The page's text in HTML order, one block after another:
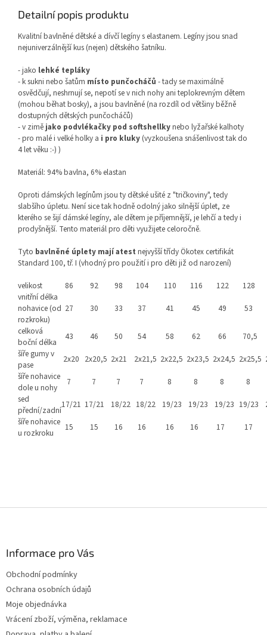
Detailní popis produktu
Kvalitní bavlněné dětské a dívčí legíny s elastanem. Legíny jsou snad
nejuniverzálnější kus (nejen) dětského šatníku.
- jako lehké tepláky
- k sukni nebo šatům místo punčocháčů - tady se maximálně
osvědčují, neshrnují se, nepotí se v nich nohy ani teplokrevným dětem
(mohou běhat bosky), a jsou bavlněné (na rozdíl od většiny běžně
dostupných dětských punčocháčů)
- v zimě jako podvlékačky pod softshellkynebo lyžařské kalhoty
- pro malé i velké holky a i pro kluky (vyzkoušena snášenlivost tak do
4 let věku :-) )
Materiál: 94% bavlna, 6% elastan
Oproti dámských legínům jsou ty dětské ušité z "tričkoviny", tedy
slabšího úpletu. Není sice tak hodně odolný jako silnější úplet, ze
kterého se šijí dámské legíny, ale dětem je příjemnější, je lehčí a tedy i
prodyšnější. Tento materiál pro děti využijete celoročně.
Tyto bavlněné úplety mají atest nejvyšší třídy Ökotex certifikát
Standard 100, tř. I (vhodný pro použití i pro děti již od narození)
velikost
86 92 98 104 110 116 122 128
vnitřní délka
nohavice (od
rozkroku)
27 30 33 37 41 45 49 53
celková
boční délka
43 46 50 54 58 62 66 70,5
šíře gumy v
pase
2x20 2x20,5 2x21 2x21,5 2x22,5 2x23,5 2x24,5 2x25,5
šíře nohavice
dole u nohy
7 7 7 7 8 8 8 8
sed
přední/zadní
17/21 17/21 18/22 18/22 19/23 19/23 19/23 19/23
šíře nohavice
u rozkroku
15 15 16 16 16 16 17 17
Informace pro Vás
Obchodní podmínky
Ochrana osobních údajů
Moje objednávka
Vrácení zboží, výměna, reklamace